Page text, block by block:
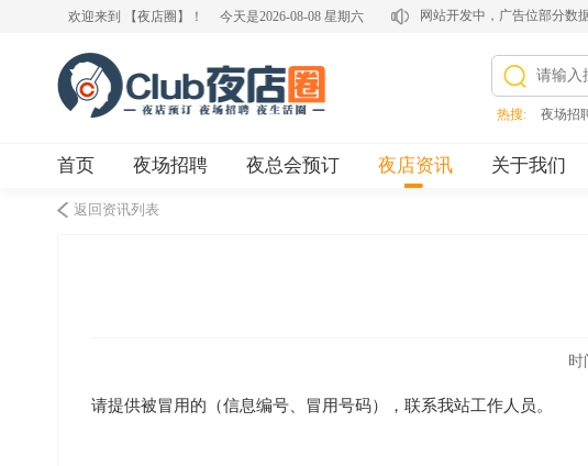
欢迎来到 【夜店圈】！ 今天是2026-08-08 星期六 网站开发中，广告位部分数
热搜: 夜场招
首页 夜场招聘 夜总会预订 夜店资讯 关于我们
返回资讯列表
时
请提供被冒用的（信息编号、冒用号码），联系我站工作人员。